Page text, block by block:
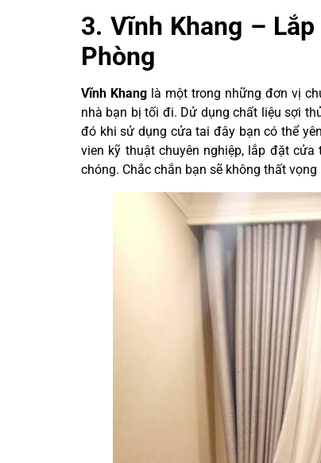
3. Vĩnh Khang –
Phòng
Vĩnh Khang là một trong những đơn vị
nhà bạn bị tối đi. Dử dụng chất liệu sợi
đó khi sử dụng cửa tai đây bạn có thể
vien kỹ thuật chuyên nghiệp, lắp đặt
chóng. Chắc chắn bạn sẽ không thất vọng